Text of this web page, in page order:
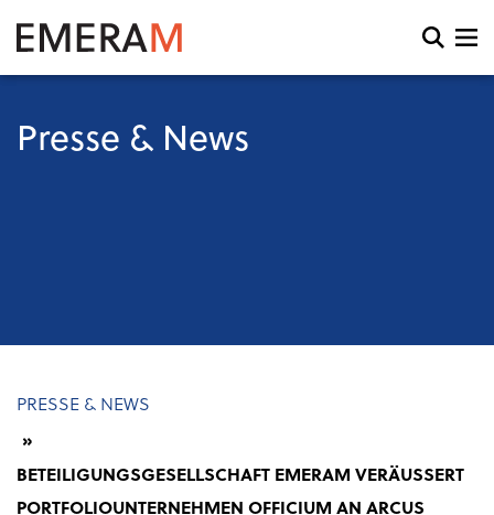
zum
Open
search
Presse & News
Pfadnavigation
PRESSE & NEWS
BETEILIGUNGSGESELLSCHAFT EMERAM VERÄUSSERT P
ORTFOLIOUNTERNEHMEN OFFICIUM AN ARCUS I